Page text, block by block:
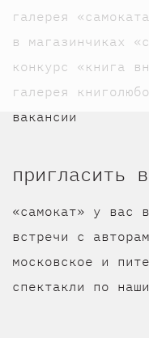
галерея
в магазинчиках
конкурс «книга
галерея
вакансии
пригласить
«самокат» у вас
встречи с
московское и
спектакли по